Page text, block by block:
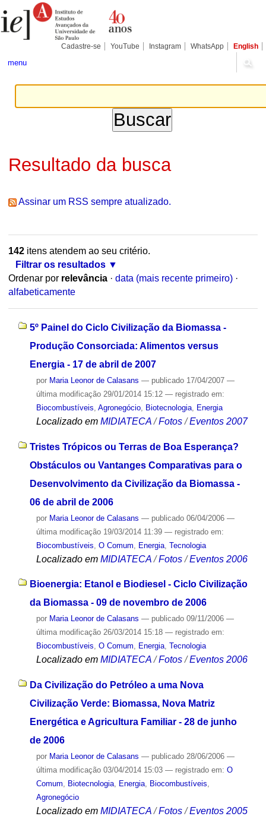
para
conteúdo.
Pessoais
Cadastre-se YouTube Instagram WhatsApp English
menu
Resultado da busca
Assinar um RSS sempre atualizado.
142itens atendem ao seu critério.
Filtrar os resultados
Ordenar por relevância · data (mais recente primeiro) ·
alfabeticamente
5º Painel do Ciclo Civilização da Biomassa -
Produção Consorciada: Alimentos versus
Energia - 17 de abril de 2007
por Maria Leonor de Calasans — publicado17/04/2007 —
última modificação29/01/2014 15:12 — registrado em:
Biocombustíveis Agronegócio, Biotecnologia, Energia
Localizado em MIDIATECA /Fotos /Eventos 2007
Tristes Trópicos ou Terras de Boa Esperança?
Obstáculos ou Vantanges Comparativas para o
Desenvolvimento da Civilização da Biomassa -
06 de abril de 2006
por Maria Leonor de Calasans — publicado06/04/2006 —
última modificação19/03/2014 11:39 — registrado em:
Biocombustíveis O Comum Energia, Tecnologia
Localizado em MIDIATECA /Fotos /Eventos 2006
Bioenergia: Etanol e Biodiesel - Ciclo Civilização
da Biomassa - 09 de novembro de 2006
por Maria Leonor de Calasans — publicado09/11/2006 —
última modificação26/03/2014 15:18 — registrado em:
Biocombustíveis, O Comum, Energia, Tecnologia
Localizado em MIDIATECA /Fotos /Eventos 2006
Da Civilização do Petróleo a uma Nova
Civilização Verde: Biomassa, Nova Matriz
Energética e Agricultura Familiar - 28 de junho
de 2006
por Maria Leonor de Calasans — publicado28/06/2006 —
última modificação03/04/2014 15:03 — registrado em: O
Comum, Biotecnologia, Energia, Biocombustíveis,
Agronegócio
Localizado em MIDIATECA /Fotos /Eventos 2005